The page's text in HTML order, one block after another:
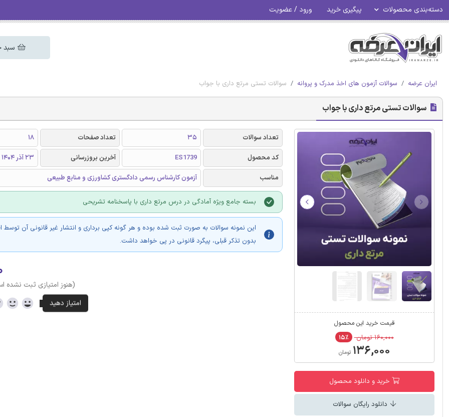
دسته‌بندی محصولات پیگیری خرید ورود / عضویت
سبد
ایران عرضه سوالات آزمون های اخذ مدرک و پروانه سوالات تستی مرتع داری با جواب
سوالات تستی مرتع داری با جواب
قیمت خرید این محصول
۱۶۰,۰۰۰ تومان ۱۵٪
۱۳۶,۰۰۰ تومان
خرید و دانلود محصول
دانلود رایگان سوالات
تعداد سوالات 35 تعداد صفحات
18
کد محصول
ES1739 آخرین بروزرسانی
23 آذر 1404
مناسب
آزمون کارشناس رسمی دادگستری کشاورزی و منابع طبیعی
بسته جامع ویژه آمادگی در درس مرتع داری با پاسخنامه تشریحی
این نمونه سوالات به صورت ثبت شده بوده و هر گونه کپی برداری و انتشار غیر قانونی آن توسط
بدون تذکر قبلی، پیگرد قانونی در پی خواهد داشت.
(هنوز امتیازی ثبت نشده